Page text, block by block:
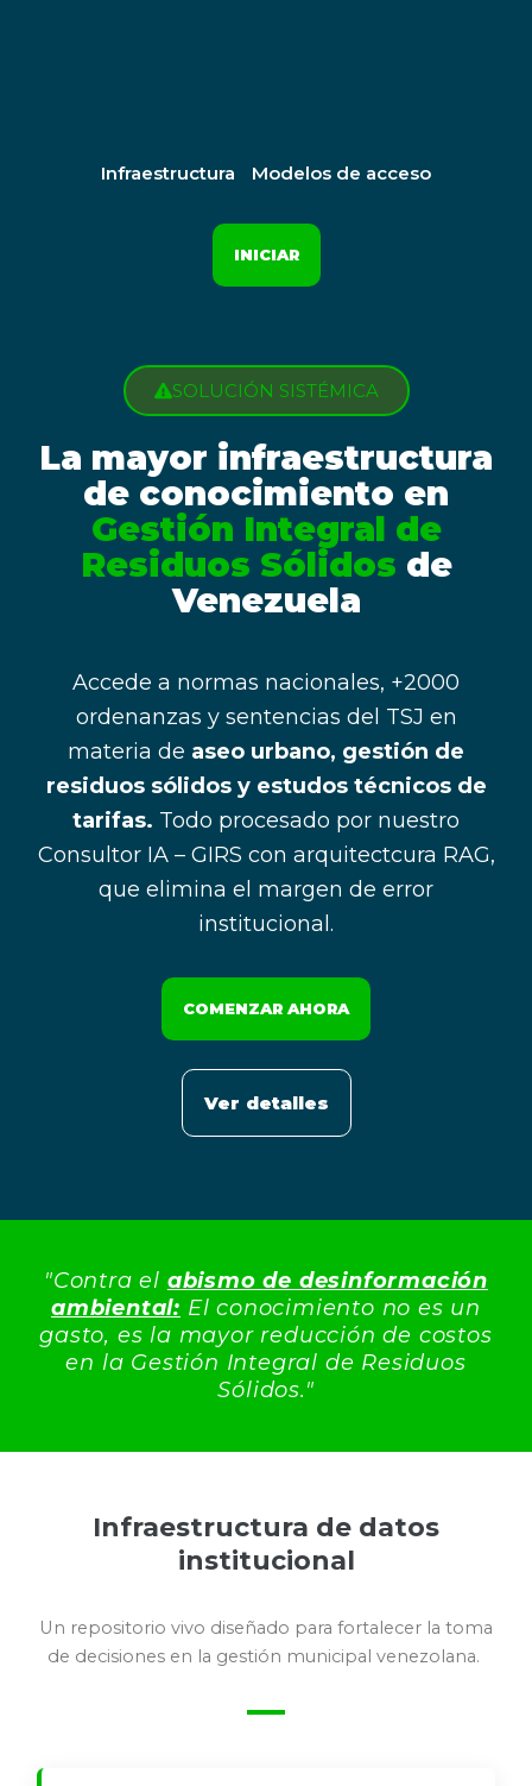
Infraestructura Modelos de acceso
INICIAR
SOLUCIÓN SISTÉMICA
La mayor infraestructura
de conocimiento en
Gestión Integral de
Residuos Sólidos de
Venezuela
Accede a normas nacionales, +2000
ordenanzas y sentencias del TSJ en
materia de aseo urbano, gestión de
residuos sólidos y estudos técnicos de
tarifas. Todo procesado por nuestro
Consultor IA – GIRS con arquitectcura RAG,
que elimina el margen de error
institucional.
COMENZAR AHORA
Ver detalles
"Contra el abismo de desinformación
ambiental: El conocimiento no es un
gasto, es la mayor reducción de costos
en la Gestión Integral de Residuos
Sólidos."
Infraestructura de datos
institucional
Un repositorio vivo diseñado para fortalecer la toma
de decisiones en la gestión municipal venezolana.